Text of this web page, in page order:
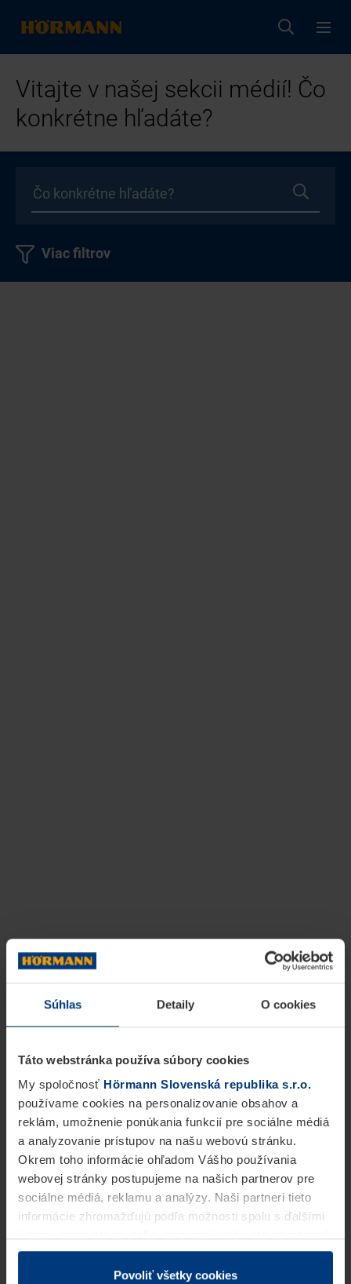
Súhlas Detaily O cookies
Táto webstránka používa súbory cookies
My spoločnosť Hörmann Slovenská republika s.r.o.
používame cookies na personalizovanie obsahov a
reklám, umožnenie ponúkania funkcií pre sociálne médiá
a analyzovanie prístupov na našu webovú stránku.
Okrem toho informácie ohľadom Vášho používania
webovej stránky postupujeme na našich partnerov pre
sociálne médiá, reklamu a analýzy. Naši partneri tieto
informácie zhromažďujú podľa možnosti spolu s ďalšími
v rámci Vášho využívania služieb.
Z právneho hľadiska môžeme cookies ukladať na Vašom
Povoliť všetky cookies
Vitajte v našej sekcii médií! Čo
konkrétne hľadáte?
Viac filtrov